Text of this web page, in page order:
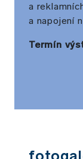
a
a napojení
Termín